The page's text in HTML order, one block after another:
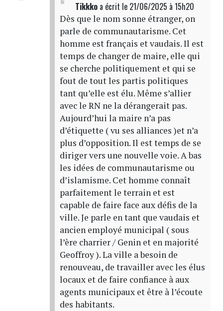
Tikkkoa écrit le 21/06/2025 à 15h20
Dès que le nom sonne étranger, on
parle de communautarisme. Cet
homme est français et vaudais. Il est
temps de changer de maire, elle qui
se cherche politiquement et qui se
fout de tout les partis politiques
tant qu’elle est élu. Même s’allier
avec le RN ne la dérangerait pas.
Aujourd’hui la maire n’a pas
d’étiquette ( vu ses alliances )et n’a
plus d’opposition. Il est temps de se
diriger vers une nouvelle voie. A bas
les idées de communautarisme ou
d’islamisme. Cet homme connaît
parfaitement le terrain et est
capable de faire face aux défis de la
ville. Je parle en tant que vaudais et
ancien employé municipal ( sous
l’ère charrier / Genin et en majorité
Geoffroy ). La ville a besoin de
renouveau, de travailler avec les élus
locaux et de faire confiance à aux
agents municipaux et être à l’écoute
des habitants.